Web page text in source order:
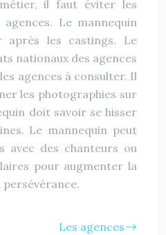
il faut éviter les
Le mannequin
les castings. Le
nationaux des agences
agences à consulter. Il
les photographies sur
doit savoir se hisser
Le mannequin peut
avec des chanteurs ou
pour augmenter la
Les agences